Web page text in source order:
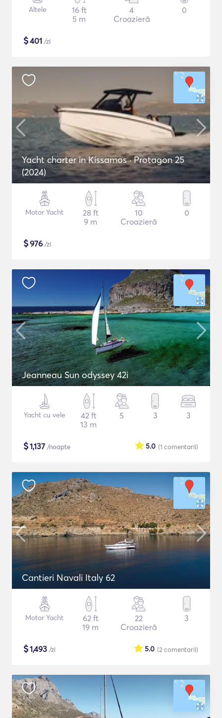
Altele
16 ft
5 m
4
Croazieră
0
$401 /zi
Yacht charter in Kissamos · Protagon 25
(2024)
Motor Yacht
28 ft
9 m
10
Croazieră
0
$976 /zi
Jeanneau Sun odyssey 42i
Yacht cu vele
42 ft
13 m
5 3 3
$1,137 /noapte (1 comentarii)
5.0
Cantieri Navali Italy 62
Motor Yacht
62 ft
19 m
22
Croazieră
3
$1,493 /zi (2 comentarii)
5.0